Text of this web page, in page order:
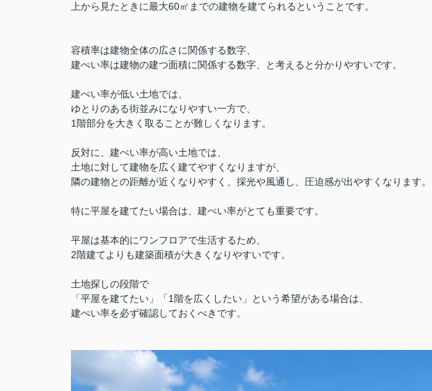
上から見たときに最大60㎡までの建物を建てられるということです。
容積率は建物全体の広さに関係する数字、
建ぺい率は建物の建つ面積に関係する数字、と考えると分かりやすいです。
建ぺい率が低い土地では、
ゆとりのある街並みになりやすい一方で、
1階部分を大きく取ることが難しくなります。
反対に、建ぺい率が高い土地では、
土地に対して建物を広く建てやすくなりますが、
隣の建物との距離が近くなりやすく、採光や風通し、圧迫感が出やすくなります。
特に平屋を建てたい場合は、建ぺい率がとても重要です。
平屋は基本的にワンフロアで生活するため、
2階建てよりも建築面積が大きくなりやすいです。
土地探しの段階で
「平屋を建てたい」「1階を広くしたい」という希望がある場合は、
建ぺい率を必ず確認しておくべきです。